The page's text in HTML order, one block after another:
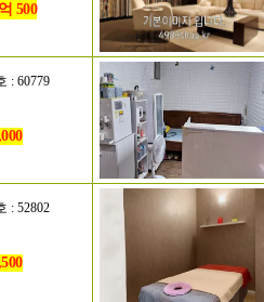
500
: 60779
: 52802